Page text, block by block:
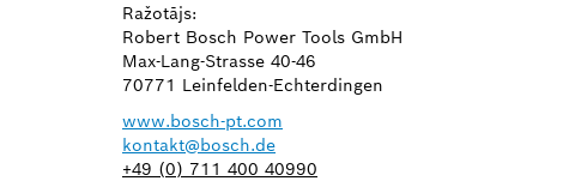
Ražotājs:
Robert Bosch Power Tools GmbH
Max-Lang-Strasse 40-46
70771 Leinfelden-Echterdingen
www.bosch-pt.com
kontakt@bosch.de
+49 (0) 711 400 40990